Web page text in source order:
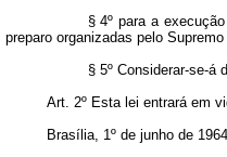
§ 4º para a
preparo organizadas pelo
§ 5º Considerar-se-á
Art. 2º Esta lei entrará em
Brasília, 1º de junho de